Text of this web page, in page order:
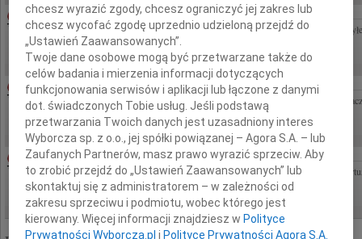
JAN PIĘTOWSKI03.08.2026CAŁA POLSKA
Z głębokim żalem i smutkiem przyjęliśmy wiadomość o śmierci Jana Piętowskiego
Zakładów Lotniczych Nr 1 S.A. Z wielkim szacunkiem żegnamy Człowieka,...
HENRYK PAPLACZYK 06.08.2026POZNAŃ
Z głębokim smutkiem i poruszeniem przyjęliśmy wiadomość o śmierci Henryka
serdeczny i życzliwy, którego mieliśmy szczęście znać przez wiele lat....
JÓZEFA MARCINIAK05.08.2026WARSZAWA
Z wielkim smutkiem przyjęliśmy wiadomość o śmierci Józefy Marciniak OP Panu
Najbliższym składamy wyrazy najgłębszego współczucia i szczerego żalu....
chcesz wyrazić zgody, chcesz ograniczyć jej zakres lub
chcesz wycofać zgodę uprzednio udzieloną przejdź do
„Ustawień Zaawansowanych”.
Twoje dane osobowe mogą być przetwarzane także do
celów badania i mierzenia informacji dotyczących
funkcjonowania serwisów i aplikacji lub łączone z danymi
dot. świadczonych Tobie usług. Jeśli podstawą
przetwarzania Twoich danych jest uzasadniony interes
Wyborcza sp. z o.o., jej spółki powiązanej – Agora S.A. – lub
Zaufanych Partnerów, masz prawo wyrazić sprzeciw. Aby
to zrobić przejdź do „Ustawień Zaawansowanych” lub
skontaktuj się z administratorem – w zależności od
zakresu sprzeciwu i podmiotu, wobec którego jest
kierowany. Więcej informacji znajdziesz w Polityce
Prywatności Wyborcza.pl i Polityce Prywatności Agora S.A.